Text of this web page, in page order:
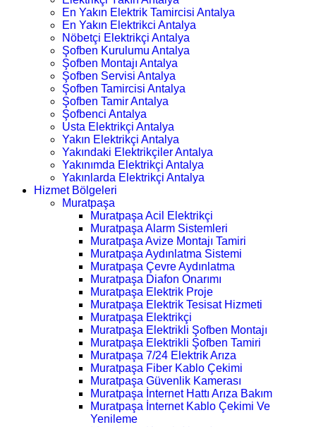
En Yakın Elektrik Tamircisi Antalya
En Yakın Elektrikci Antalya
Nöbetçi Elektrikçi Antalya
Şofben Kurulumu Antalya
Şofben Montajı Antalya
Şofben Servisi Antalya
Şofben Tamircisi Antalya
Şofben Tamir Antalya
Şofbenci Antalya
Usta Elektrikçi Antalya
Yakın Elektrikçi Antalya
Yakındaki Elektrikçiler Antalya
Yakınımda Elektrikçi Antalya
Yakınlarda Elektrikçi Antalya
Hizmet Bölgeleri
Muratpaşa
Muratpaşa Acil Elektrikçi
Muratpaşa Alarm Sistemleri
Muratpaşa Avize Montajı Tamiri
Muratpaşa Aydınlatma Sistemi
Muratpaşa Çevre Aydınlatma
Muratpaşa Diafon Onarımı
Muratpaşa Elektrik Proje
Muratpaşa Elektrik Tesisat Hizmeti
Muratpaşa Elektrikçi
Muratpaşa Elektrikli Şofben Montajı
Muratpaşa Elektrikli Şofben Tamiri
Muratpaşa 7/24 Elektrik Arıza
Muratpaşa Fiber Kablo Çekimi
Muratpaşa Güvenlik Kamerası
Muratpaşa İnternet Hattı Arıza Bakım
Muratpaşa İnternet Kablo Çekimi Ve
Yenileme